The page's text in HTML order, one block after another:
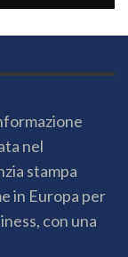
nel
stampa
in Europa per
con una